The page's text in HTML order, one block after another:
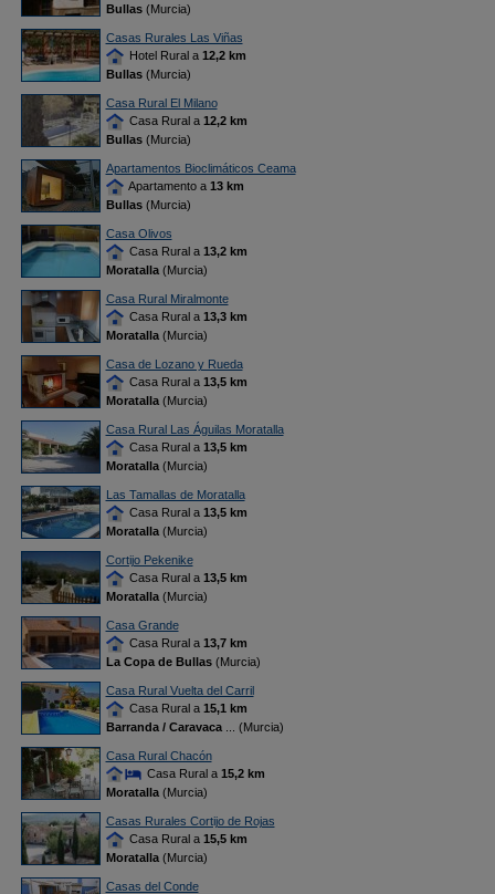
Bullas(Murcia)
Casas Rurales Las Viñas
Hotel Rural a 12,2 km
Bullas(Murcia)
Casa Rural El Milano
Casa Rural a 12,2 km
Bullas(Murcia)
Apartamentos Bioclimáticos Ceama
Apartamento a 13 km
Bullas(Murcia)
Casa Olivos
Casa Rural a 13,2 km
Moratalla(Murcia)
Casa Rural Miralmonte
Casa Rural a 13,3 km
Moratalla(Murcia)
Casa de Lozano y Rueda
Casa Rural a 13,5 km
Moratalla(Murcia)
Casa Rural Las Águilas Moratalla
Casa Rural a 13,5 km
Moratalla(Murcia)
Las Tamallas de Moratalla
Casa Rural a 13,5 km
Moratalla(Murcia)
Cortijo Pekenike
Casa Rural a 13,5 km
Moratalla(Murcia)
Casa Grande
Casa Rural a 13,7 km
La Copa de Bullas(Murcia)
Casa Rural Vuelta del Carril
Casa Rural a 15,1 km
Barranda / Caravaca
... (Murcia)
Casa Rural Chacón
Casa Rural a 15,2 km
Moratalla(Murcia)
Casas Rurales Cortijo de Rojas
Casa Rural a 15,5 km
Moratalla(Murcia)
Casas del Conde